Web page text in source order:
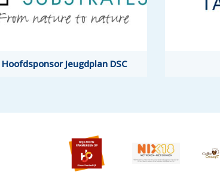
Hoofdsponsor Jeugdplan DSC